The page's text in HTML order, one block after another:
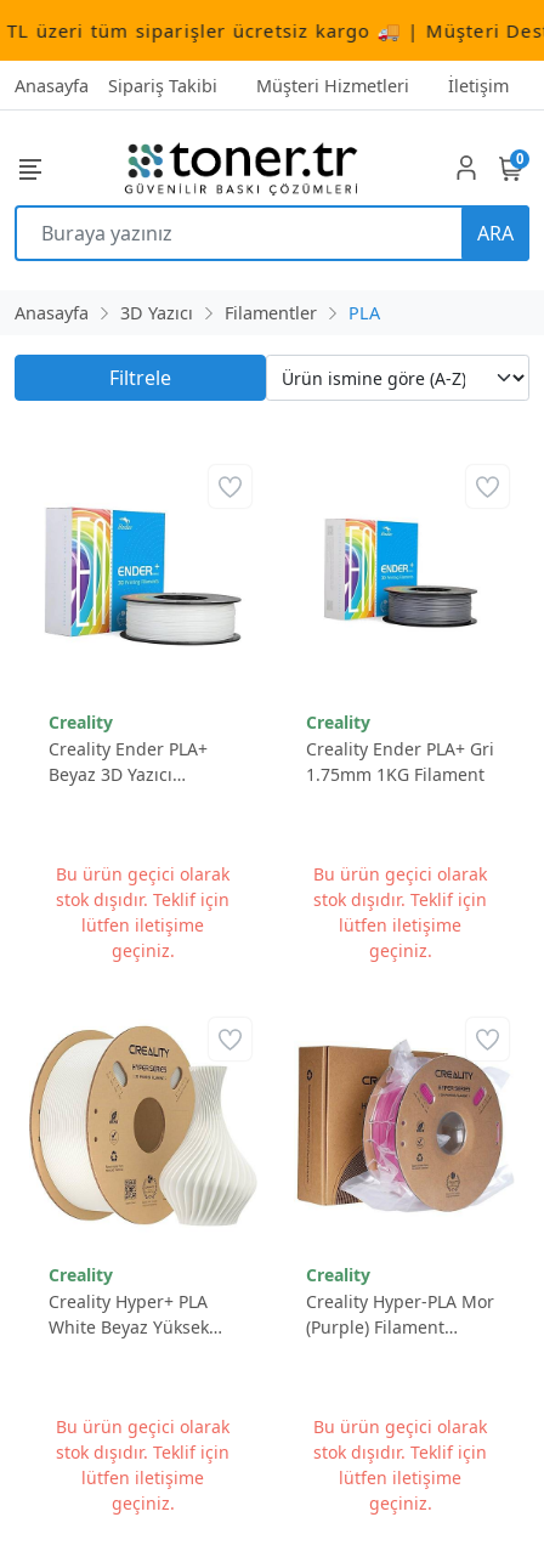
üzeri tüm siparişler ücretsiz kargo 🚚 | Müşteri
Anasayfa Sipariş Takibi Müşteri Hizmetleri İletişim
ARA
0
Anasayfa 3D Yazıcı Filamentler PLA
Filtrele
Creality
Creality Ender PLA+
Beyaz 3D Yazıcı
Bu ürün geçici olarak
stok dışıdır. Teklif için
lütfen iletişime
geçiniz.
Creality
Creality Ender PLA+ Gri
1.75mm 1KG Filament
Bu ürün geçici olarak
stok dışıdır. Teklif için
lütfen iletişime
geçiniz.
Creality
Creality Hyper+ PLA
White Beyaz Yüksek
Bu ürün geçici olarak
stok dışıdır. Teklif için
lütfen iletişime
geçiniz.
Creality
Creality Hyper-PLA Mor
(Purple) Filament
Bu ürün geçici olarak
stok dışıdır. Teklif için
lütfen iletişime
geçiniz.